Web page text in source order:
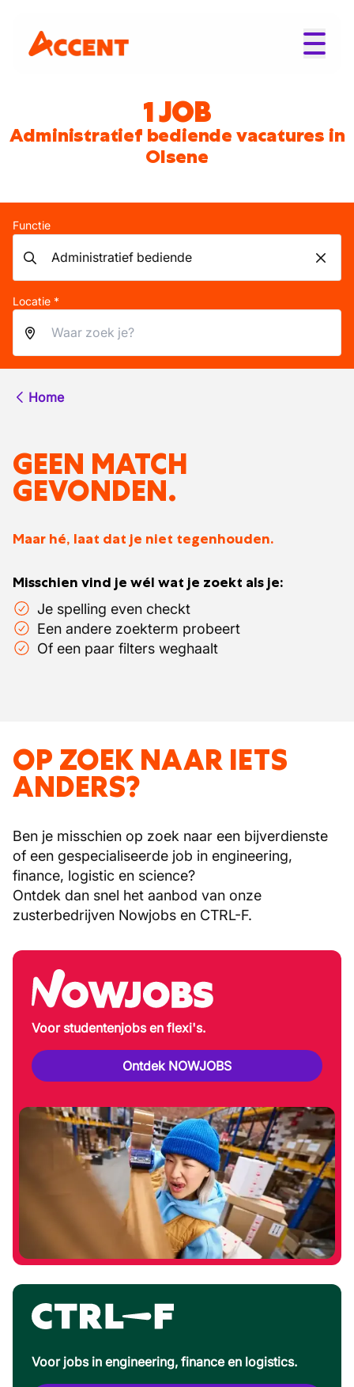
1 JOB
Administratief bediende vacatures in
Olsene
Functie
Locatie *
Home
GEEN MATCH
GEVONDEN.
Maar hé, laat dat je niet tegenhouden.
Misschien vind je wél wat je zoekt als je:
Je spelling even checkt
Een andere zoekterm probeert
Of een paar filters weghaalt
OP ZOEK NAAR IETS
ANDERS?
Ben je misschien op zoek naar een bijverdienste
of een gespecialiseerde job in engineering,
finance, logistic en science?
Ontdek dan snel het aanbod van onze
zusterbedrijven Nowjobs en CTRL-F.
Voor studentenjobs en flexi's.
Ontdek NOWJOBS
Voor jobs in engineering, finance en logistics.